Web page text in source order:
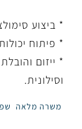
* ביצוע
* פיתוח
* ייזום
וסילונית.
משרה מלאה